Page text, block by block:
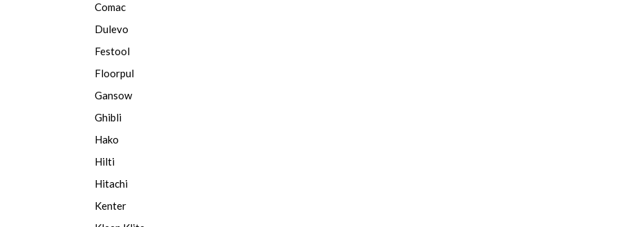
Comac
Dulevo
Festool
Floorpul
Gansow
Ghibli
Hako
Hilti
Hitachi
Kenter